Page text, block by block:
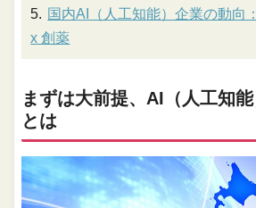
国内AI（人工知能）企業の動向
x 創薬
まずは大前提、AI（人工知
とは